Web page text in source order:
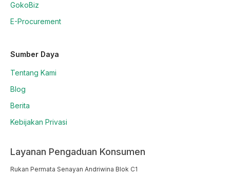
GokoBiz
E-Procurement
Sumber Daya
Tentang Kami
Blog
Berita
Kebijakan Privasi
Layanan Pengaduan Konsumen
Rukan Permata Senayan Andriwina Blok C1